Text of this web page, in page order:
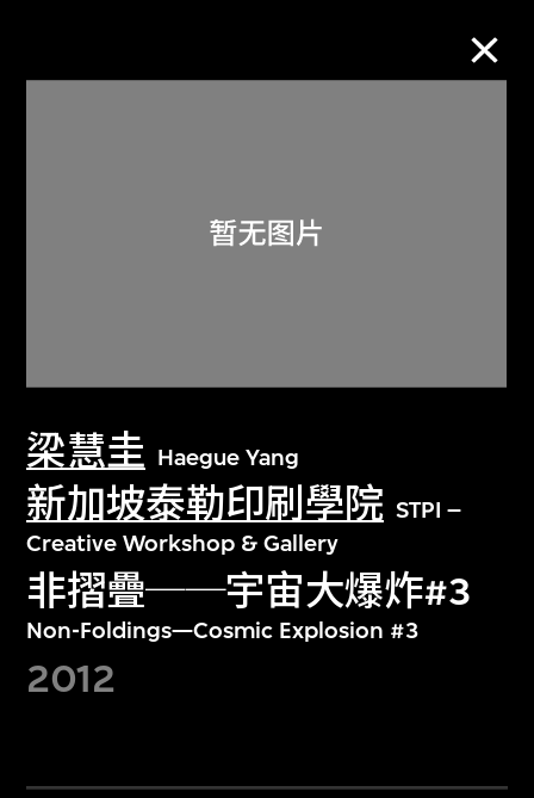
梁慧圭 Haegue Yang
新加坡泰勒印刷學院 STPI –
Creative Workshop & Gallery
非摺疊──宇宙大爆炸#3
Non-Foldings—Cosmic Explosion #3
2012
关于M+藏品
探索世界顶级的二十及二十一世纪视觉
文化藏品。